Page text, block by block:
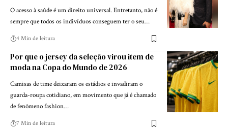
O acesso à saúde é um direito universal. Entretanto, não é
sempre que todos os indivíduos conseguem ter o seu…
4 Min de leitura
Por que o jersey da seleção virou item de
moda na Copa do Mundo de 2026
Camisas de time deixaram os estádios e invadiram o
guarda-roupa cotidiano, em movimento que já é chamado
de fenômeno fashion…
7 Min de leitura